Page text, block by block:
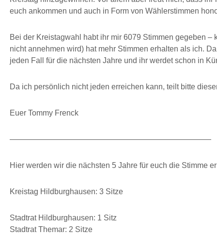
euch ankommen und auch in Form von Wählerstimmen
Bei der Kreistagwahl habt ihr mir 6079 Stimmen gegeben
nicht annehmen wird) hat mehr Stimmen erhalten als ich.
jeden Fall für die nächsten Jahre und ihr werdet schon in
Da ich persönlich nicht jeden erreichen kann, teilt bitte
Euer Tommy Frenck
——————————————————————————
Hier werden wir die nächsten 5 Jahre für euch die Stimme
Kreistag Hildburghausen: 3 Sitze
Stadtrat Hildburghausen: 1 Sitz
Stadtrat Themar: 2 Sitze